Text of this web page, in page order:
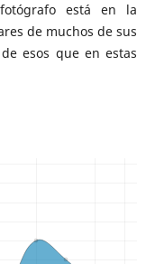
está en la
de muchos de sus
esos que en estas